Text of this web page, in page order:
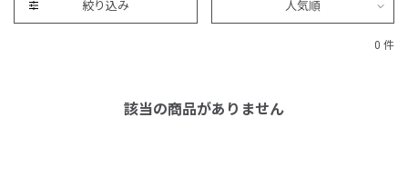
絞り込み 人気順
0 件
該当の商品がありません